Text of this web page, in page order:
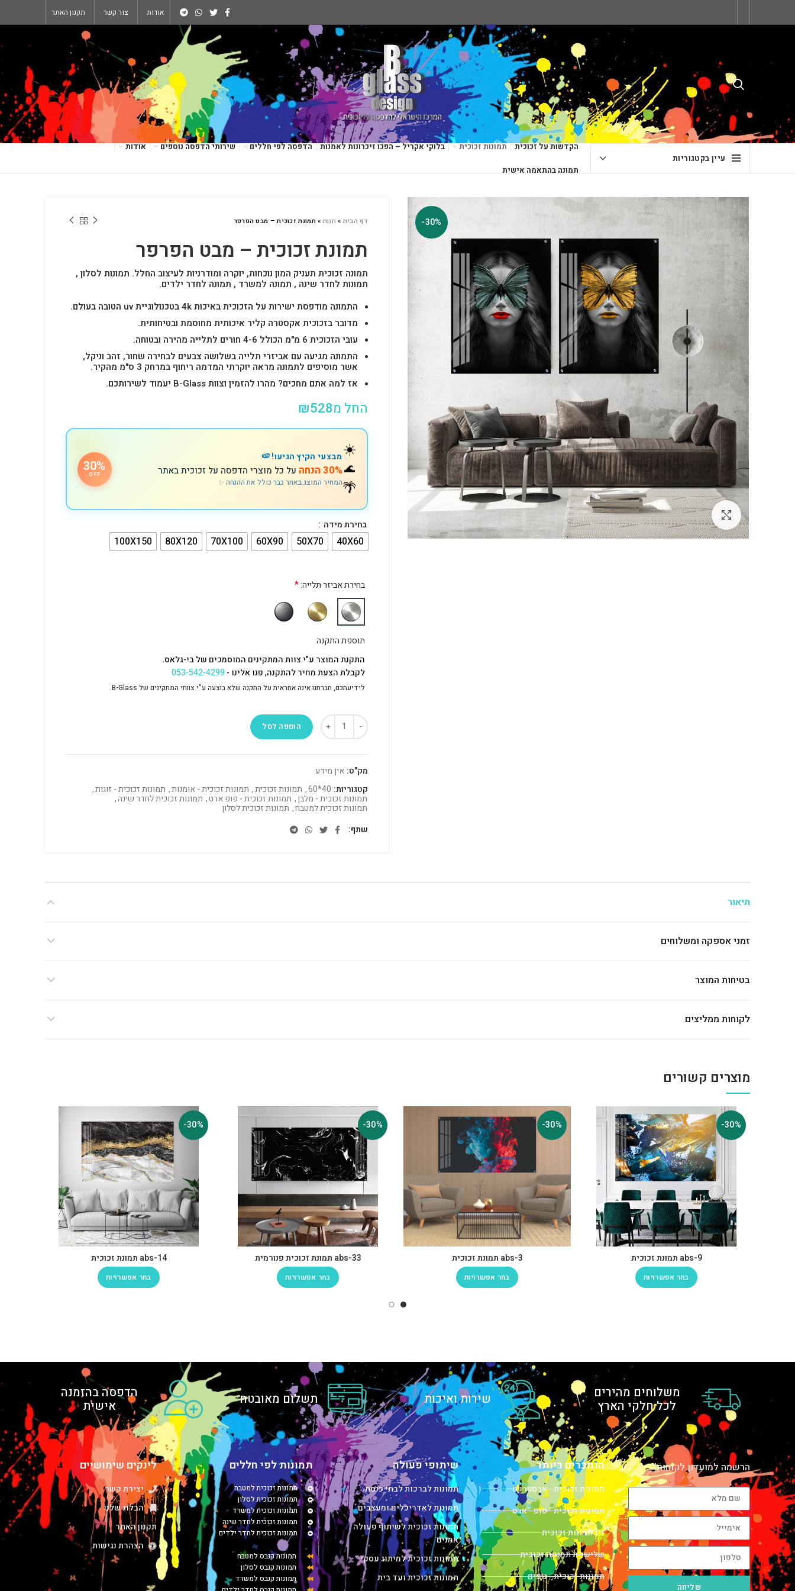
אודות צור קשר תקנון האתר
עיין בקטגוריות
הקדשות על זכוכית תמונות זכוכית בלוקי אקריל – הפכו זיכרונות לאמנות הדפסה לפי חללים שירותי הדפסה נוספים אודות
תמונה בהתאמה אישית
-30%
לחץ להגדלה
דף הבית» חנות»תמונת זכוכית – מבט הפרפר
תמונת זכוכית – מבט הפרפר
תמונה זכוכית תעניק המון נוכחות, יוקרה ומודרניות לעיצוב החלל. תמונות לסלון ,
תמונות לחדר שינה , תמונה למשרד , תמונה לחדר ילדים.
התמונה מודפסת ישירות על הזכוכית באיכות 4k בטכנולוגיית uv הטובה בעולם.
מדובר בזכוכית אקסטרה קליר איכותית מחוסמת ובטיחותית.
עובי הזכוכית 6 מ"מ הכולל 4-6 חורים לתלייה מהירה ובטוחה.
התמונה מגיעה עם אביזרי תלייה בשלושה צבעים לבחירה שחור, זהב וניקל,
אשר מוסיפים לתמונה מראה יוקרתי המדמה ריחוף במרחק 3 ס"מ מהקיר.
אז למה אתם מחכים? מהרו להזמין וצוות B-Glass יעמוד לשירותכם.
החל מ ₪528
☀️
🌊
🌴
מבצעי הקיץ הגיעו! 🍉
30% הנחה על כל מוצרי הדפסה על זכוכית באתר
המחיר המוצג באתר כבר כולל את ההנחה ✨
30%
OFF
בחירת מידה
40X60
50X70
60X90
70X100
80X120
100X150
בחירת אביזר תלייה:*
תוספת התקנה
התקנת המוצר ע"י צוות המתקינים המוסמכים של בי-גלאס.
לקבלת הצעת מחיר להתקנה, פנו אלינו -053-542-4299
לידיעתכם, חברתנו אינה אחראית על התקנה שלא בוצעה ע"י צוותי המתקינים של B-Glass.
הוספה לסל
מק"ט: אין מידע
קטגוריות: 40*60
, תמונות זכוכית, תמונות זכוכית - אומנות, תמונות זכוכית - זוגות,
תמונות זכוכית - מלבן, תמונות זכוכית - פופ ארט, תמונות זכוכית לחדר שינה,
תמונות זכוכית למטבח, תמונות זכוכית לסלון
שתף
תיאור
זמני אספקה ומשלוחים
בטיחות המוצר
לקוחות ממליצים
מוצרים קשורים
-30%
abs-9 תמונת זכוכית
בחר אפשרויות
-30%
abs-3 תמונת זכוכית
בחר אפשרויות
-30%
abs-33 תמונת זכוכית פנורמית
בחר אפשרויות
-30%
abs-14 תמונת זכוכית
בחר אפשרויות
משלוחים מהירים
לכל חלקי הארץ שירות ואיכות תשלום מאובטח הדפסה בהזמנה
אישית
הרשמה למועדון לקוחות!
שליחה
הנמכרים ביותר
תמונות זכוכית - אבסטרקט
תמונות זכוכית - פופ - ארט
זוג תמונות זכוכית
שלישיית תמונות זכוכית
תמונות זכוכית - נופים
שיתופי פעולה
תמונות לברכות לבתי כנסת
תמונות לאדריכלים ומעצבים
תמונות זכוכית לשיתוף פעולה
אמנים
תמונות זכוכית למיתוג עסקי
תמונות זכוכית ועד בית
תמונות לפי חללים
תמונות זכוכית למטבח
תמונות זכוכית לסלון
תמונות זכוכית למשרד
תמונות זכוכית לחדר שינה
תמונות זכוכית לחדר ילדים
תמונות קנבס למטבח
תמונות קנבס לסלון
תמונות קנבס למשרד
לינקים שימושיים
יצירת קשר
הבלוג שלנו
תקנון האתר
הצהרת נגישות